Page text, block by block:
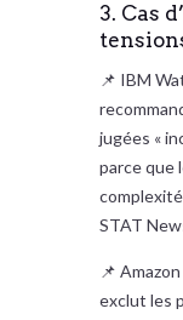
3. Cas
📌 IBM
jugées «
parce que
STAT
📌
exclut les